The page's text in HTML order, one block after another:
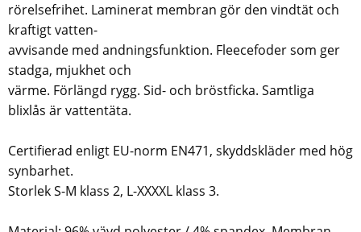
rörelsefrihet. Laminerat membran gör den vindtät och
kraftigt vatten-
avvisande med andningsfunktion. Fleecefoder som ger
stadga, mjukhet och
värme. Förlängd rygg. Sid- och bröstficka. Samtliga
blixlås är vattentäta.
Certifierad enligt EU-norm EN471, skyddskläder med hög
synbarhet.
Storlek S-M klass 2, L-XXXXL klass 3.